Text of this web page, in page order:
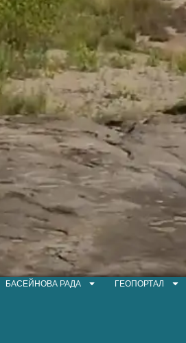
БАСЕЙНОВА РАДА ГЕОПОРТАЛ